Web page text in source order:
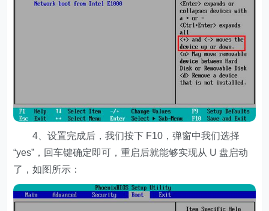
4、设置完成后，我们按下 F10，弹窗中我们选择
“yes”，回车键确定即可，重启后就能够实现从 U 盘启动
了，如图所示：